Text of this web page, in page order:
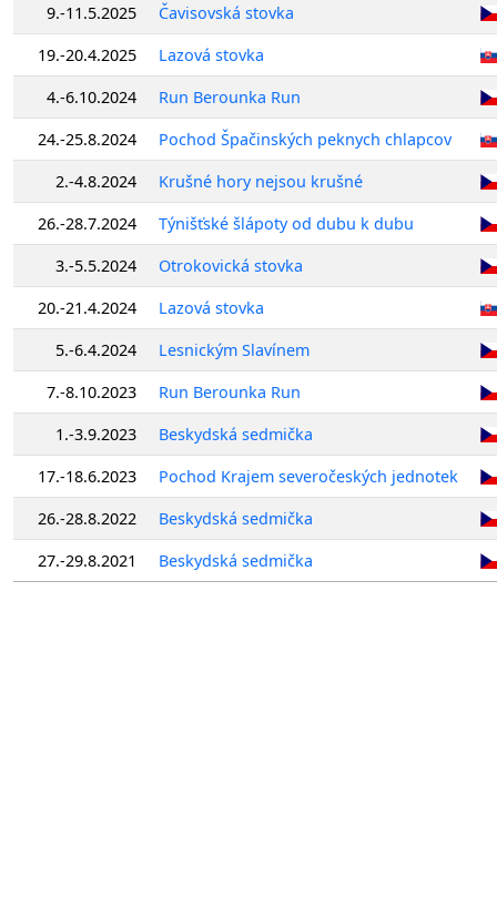
9.-11.5.2025
Čavisovská stovka
19.-20.4.2025
Lazová stovka
4.-6.10.2024
Run Berounka Run
24.-25.8.2024
Pochod Špačinských peknych chlapcov
2.-4.8.2024
Krušné hory nejsou krušné
26.-28.7.2024
Týnišťské šlápoty od dubu k dubu
3.-5.5.2024
Otrokovická stovka
20.-21.4.2024
Lazová stovka
5.-6.4.2024
Lesnickým Slavínem
7.-8.10.2023
Run Berounka Run
1.-3.9.2023
Beskydská sedmička
17.-18.6.2023
Pochod Krajem severočeských jednotek
26.-28.8.2022
Beskydská sedmička
27.-29.8.2021
Beskydská sedmička